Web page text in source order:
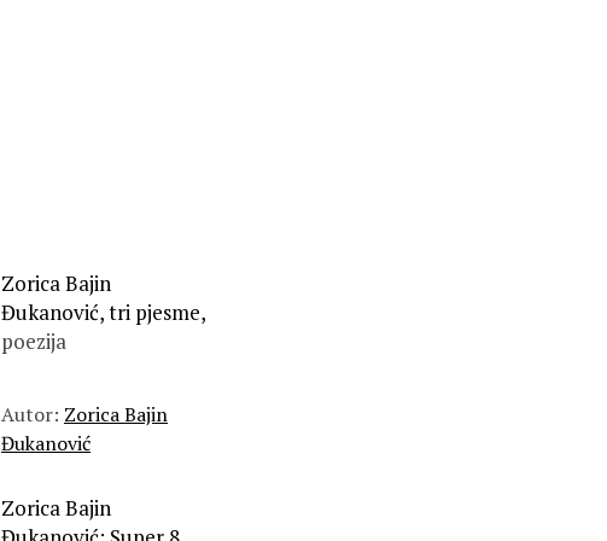
Zorica Bajin
Đukanović, tri pjesme,
poezija
Autor: Zorica Bajin
Đukanović
Zorica Bajin